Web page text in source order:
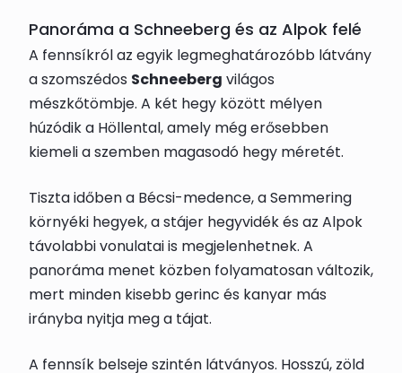
Panoráma a Schneeberg és az Alpok felé
A fennsíkról az egyik legmeghatározóbb látvány
a szomszédos Schneeberg világos
mészkőtömbje. A két hegy között mélyen
húzódik a Höllental, amely még erősebben
kiemeli a szemben magasodó hegy méretét.
Tiszta időben a Bécsi-medence, a Semmering
környéki hegyek, a stájer hegyvidék és az Alpok
távolabbi vonulatai is megjelenhetnek. A
panoráma menet közben folyamatosan változik,
mert minden kisebb gerinc és kanyar más
irányba nyitja meg a tájat.
A fennsík belseje szintén látványos. Hosszú, zöld